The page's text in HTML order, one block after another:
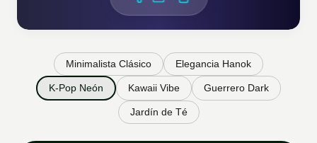
Minimalista Clásico Elegancia Hanok
K-Pop Neón Kawaii Vibe Guerrero Dark
Jardín de Té